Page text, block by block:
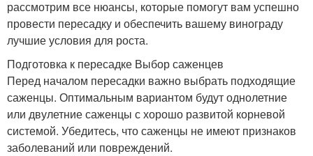
рассмотрим все нюансы, которые помогут вам успешно
провести пересадку и обеспечить вашему винограду
лучшие условия для роста.
Подготовка к пересадке Выбор саженцев
Перед началом пересадки важно выбрать подходящие
саженцы. Оптимальным вариантом будут однолетние
или двулетние саженцы с хорошо развитой корневой
системой. Убедитесь, что саженцы не имеют признаков
заболеваний или повреждений.